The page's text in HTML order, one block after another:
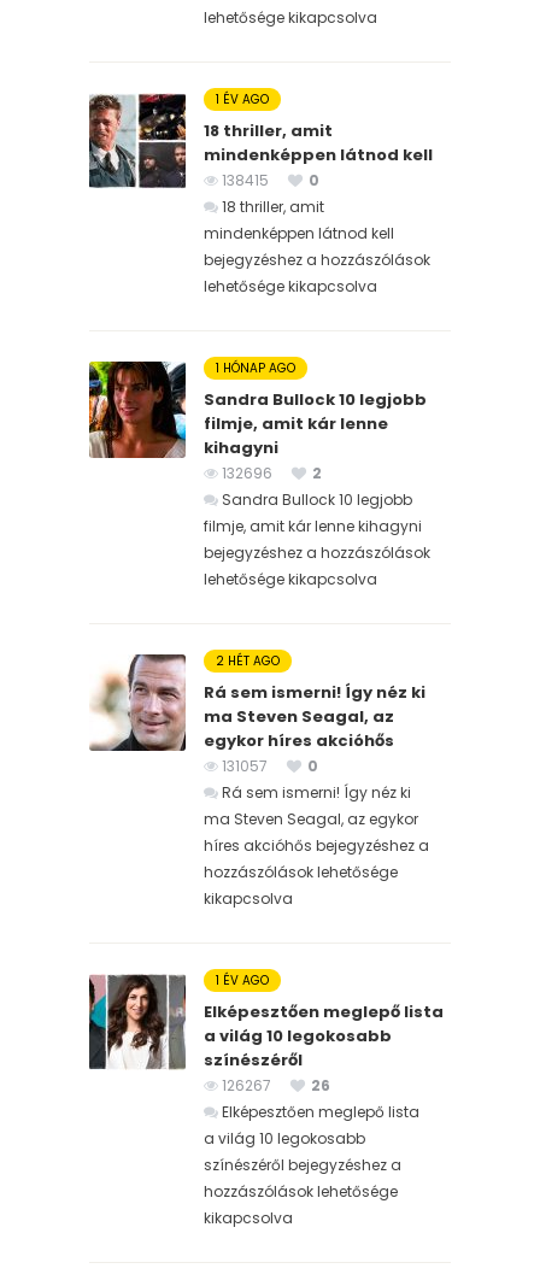
lehetősége kikapcsolva
1 ÉV AGO
18 thriller, amit
mindenképpen látnod kell
138415
0
18 thriller, amit
mindenképpen látnod kell
bejegyzéshez a hozzászólások
lehetősége kikapcsolva
1 HÓNAP AGO
Sandra Bullock 10 legjobb
filmje, amit kár lenne
kihagyni
132696
2
Sandra Bullock 10 legjobb
filmje, amit kár lenne kihagyni
bejegyzéshez a hozzászólások
lehetősége kikapcsolva
2 HÉT AGO
Rá sem ismerni! Így néz ki
ma Steven Seagal, az
egykor híres akcióhős
131057
0
Rá sem ismerni! Így néz ki
ma Steven Seagal, az egykor
híres akcióhős bejegyzéshez a
hozzászólások lehetősége
kikapcsolva
1 ÉV AGO
Elképesztően meglepő lista
a világ 10 legokosabb
színészéről
126267
26
Elképesztően meglepő lista
a világ 10 legokosabb
színészéről bejegyzéshez a
hozzászólások lehetősége
kikapcsolva